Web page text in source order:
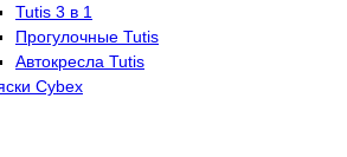
Tutis 3 в 1
Прогулочные Tutis
Автокресла Tutis
Cybex